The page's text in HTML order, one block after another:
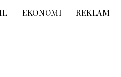
EKONOMI REKLAM